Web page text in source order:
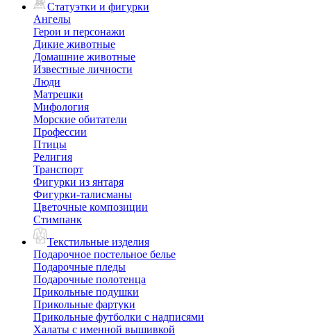
Статуэтки и фигурки
Ангелы
Герои и персонажи
Дикие животные
Домашние животные
Известные личности
Люди
Матрешки
Мифология
Морские обитатели
Профессии
Птицы
Религия
Транспорт
Фигурки из янтаря
Фигурки-талисманы
Цветочные композиции
Стимпанк
Текстильные изделия
Подарочное постельное белье
Подарочные пледы
Подарочные полотенца
Прикольные подушки
Прикольные фартуки
Прикольные футболки с надписями
Халаты с именной вышивкой